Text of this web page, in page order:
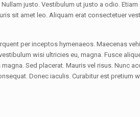
justo. Vestibulum ut justo a odio.
sit amet leo. Aliquam erat consectetuer
per inceptos hymenaeos. Maecenas
wisi ultricies eu, magna. Fusce
Sed placerat. Mauris vel risus. Nunc
Donec iaculis. Curabitur est pretium